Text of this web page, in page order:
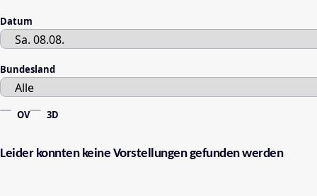
Datum
Bundesland
OV 3D
Leider konnten keine Vorstellungen gefunden werden